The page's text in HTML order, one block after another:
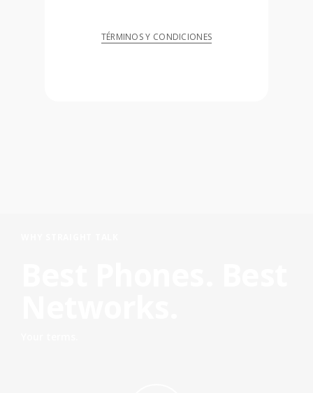
TÉRMINOS Y CONDICIONES